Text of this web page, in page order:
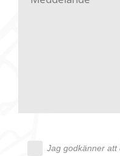
kontaktar dig så fort
Jag godkänner